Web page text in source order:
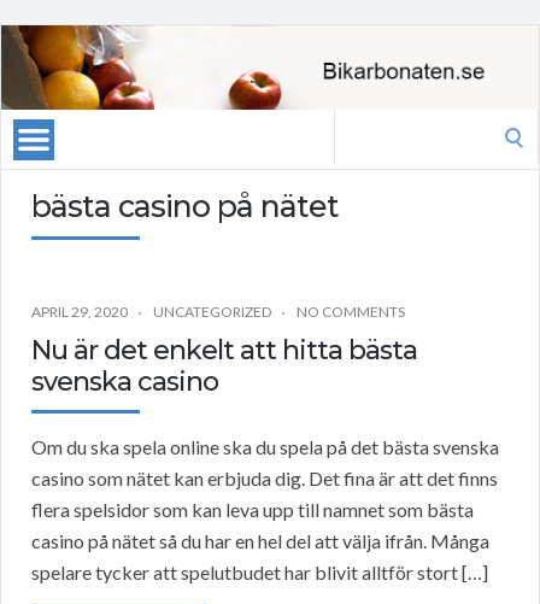
bästa casino på nätet
APRIL 29, 2020 UNCATEGORIZED NO COMMENTS
Nu är det enkelt att hitta bästa
svenska casino
Om du ska spela online ska du spela på det bästa svenska
casino som nätet kan erbjuda dig. Det fina är att det finns
flera spelsidor som kan leva upp till namnet som bästa
casino på nätet så du har en hel del att välja ifrån. Många
spelare tycker att spelutbudet har blivit alltför stort […]